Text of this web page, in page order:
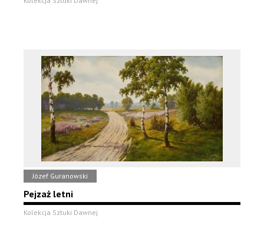
Józef Guranowski
Pejzaż letni
Kolekcja Sztuki Dawnej